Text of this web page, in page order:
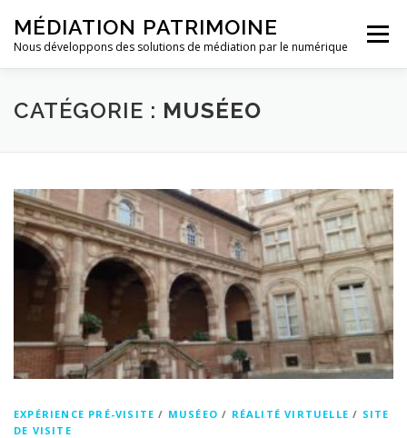
contenu
MÉDIATION PATRIMOINE
Nous développons des solutions de médiation par le numérique
Menu
ACCUEIL CONTACT
CATÉGORIE : MUSÉEO
EXPÉRIENCE PRÉ-VISITE / MUSÉEO / RÉALITÉ VIRTUELLE / SITE
DE VISITE